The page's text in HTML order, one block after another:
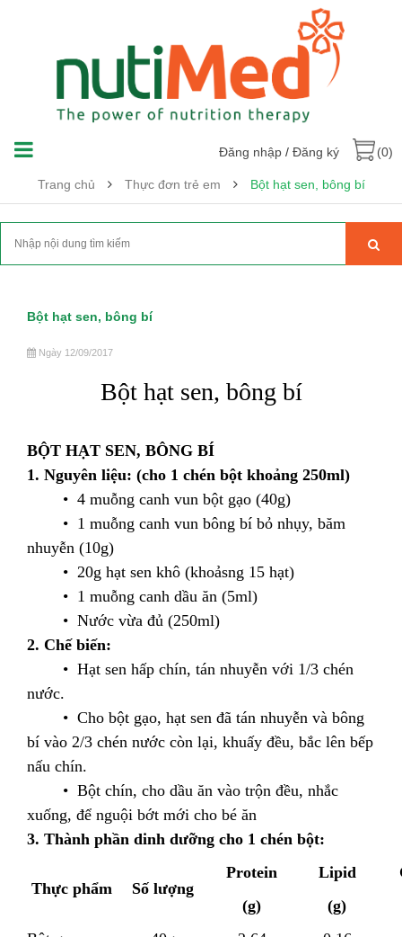
Đăng nhập / Đăng ký (0)
Trang chủ Thực đơn trẻ em Bột hạt sen, bông bí
Bột hạt sen, bông bí
Ngày 12/09/2017
Bột hạt sen, bông bí
BỘT HẠT SEN, BÔNG BÍ
1. Nguyên liệu: (cho 1 chén bột khoảng 250ml)
• 4 muỗng canh vun bột gạo (40g)
• 1 muỗng canh vun bông bí bỏ nhụy, băm
nhuyễn (10g)
• 20g hạt sen khô (khoảsng 15 hạt)
• 1 muỗng canh dầu ăn (5ml)
• Nước vừa đủ (250ml)
2. Chế biến:
• Hạt sen hấp chín, tán nhuyễn với 1/3 chén
nước.
• Cho bột gạo, hạt sen đã tán nhuyễn và bông
bí vào 2/3 chén nước còn lại, khuấy đều, bắc lên bếp
nấu chín.
• Bột chín, cho dầu ăn vào trộn đều, nhắc
xuống, để nguội bớt mới cho bé ăn
3. Thành phần dinh dưỡng cho 1 chén bột:
Thực phẩm Số lượng
Protein
(g)
Lipid
(g)